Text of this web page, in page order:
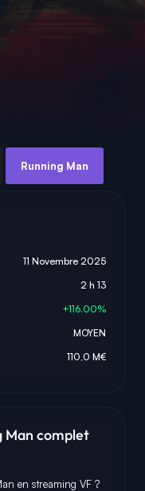
Running Man
11 Novembre 2025
2 h 13
+116.00%
MOYEN
110,0 M€
Man complet
en streaming VF ?